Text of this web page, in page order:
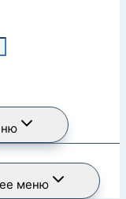
меню